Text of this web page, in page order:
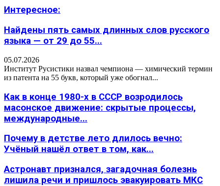
Интересное:
Найдены пять самых длинных слов русского
языка — от 29 до 55...
05.07.2026
Институт Русистики назвал чемпиона — химический термин
из патента на 55 букв, который уже обогнал...
Как в конце 1980-х в СССР возродилось
масонское движение: скрытые процессы,
международные...
Почему в детстве лето длилось вечно:
Учёный нашёл ответ в том, как...
Астронавт признался, загадочная болезнь
лишила речи и пришлось эвакуировать МКС